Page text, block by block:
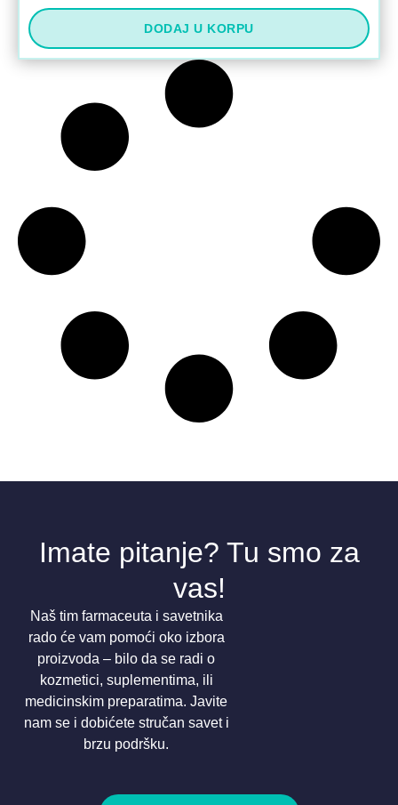
DODAJ U KORPU
Imate pitanje? Tu smo za
vas!
Naš tim farmaceuta i savetnika
rado će vam pomoći oko izbora
proizvoda – bilo da se radi o
kozmetici, suplementima, ili
medicinskim preparatima. Javite
nam se i dobićete stručan savet i
brzu podršku.